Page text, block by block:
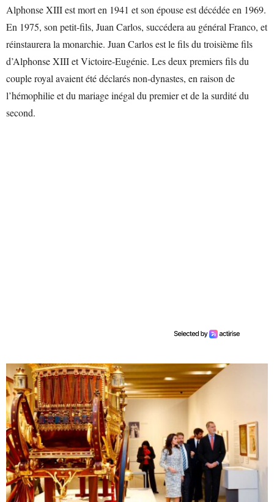
Alphonse XIII est mort en 1941 et son épouse est décédée en 1969.
En 1975, son petit-fils, Juan Carlos, succédera au général Franco, et
réinstaurera la monarchie. Juan Carlos est le fils du troisième fils
d’Alphonse XIII et Victoire-Eugénie. Les deux premiers fils du
couple royal avaient été déclarés non-dynastes, en raison de
l’hémophilie et du mariage inégal du premier et de la surdité du
second.